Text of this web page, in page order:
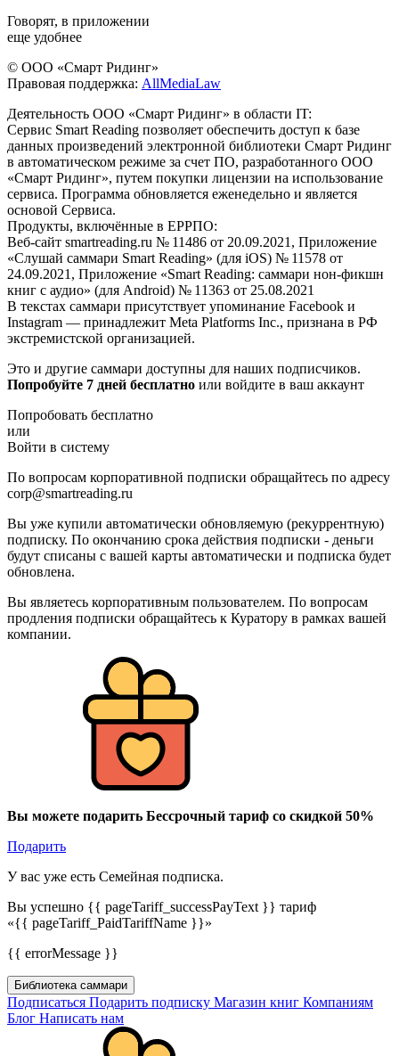
Говорят, в приложении
еще удобнее
© ООО «Смарт Ридинг»
Правовая поддержка: AllMediaLaw
Деятельность ООО «Смарт Ридинг» в области IT:
Сервис Smart Reading позволяет обеспечить доступ к базе
данных произведений электронной библиотеки Смарт Ридинг
в автоматическом режиме за счет ПО, разработанного ООО
«Смарт Ридинг», путем покупки лицензии на использование
сервиса. Программа обновляется еженедельно и является
основой Сервиса.
Продукты, включённые в ЕРРПО:
Веб-сайт smartreading.ru № 11486 от 20.09.2021, Приложение
«Слушай саммари Smart Reading» (для iOS) № 11578 от
24.09.2021, Приложение «Smart Reading: саммари нон-фикшн
книг с аудио» (для Android) № 11363 от 25.08.2021
В текстах саммари присутствует упоминание Facebook и
Instagram — принадлежит Meta Platforms Inc., признана в РФ
экстремистской организацией.
Это и другие саммари доступны для наших подписчиков.
Попробуйте 7 дней бесплатно или войдите в ваш аккаунт
Попробовать бесплатно
или
Войти в систему
По вопросам корпоративной подписки обращайтесь по адресу
corp@smartreading.ru
Вы уже купили автоматически обновляемую (рекуррентную)
подписку. По окончанию срока действия подписки - деньги
будут списаны с вашей карты автоматически и подписка будет
обновлена.
Вы являетесь корпоративным пользователем. По вопросам
продления подписки обращайтесь к Куратору в рамках вашей
компании.
Вы можете подарить Бессрочный тариф со скидкой 50%
Подарить
У вас уже есть Семейная подписка.
Вы успешно {{ pageTariff_successPayText }} тариф
«{{ pageTariff_PaidTariffName }}»
{{ errorMessage }}
Библиотека саммари
Подписаться Подарить подписку Магазин книг Компаниям
Блог Написать нам